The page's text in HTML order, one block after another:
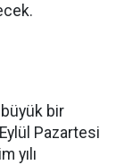
büyük bir
Pazartesi
yılı